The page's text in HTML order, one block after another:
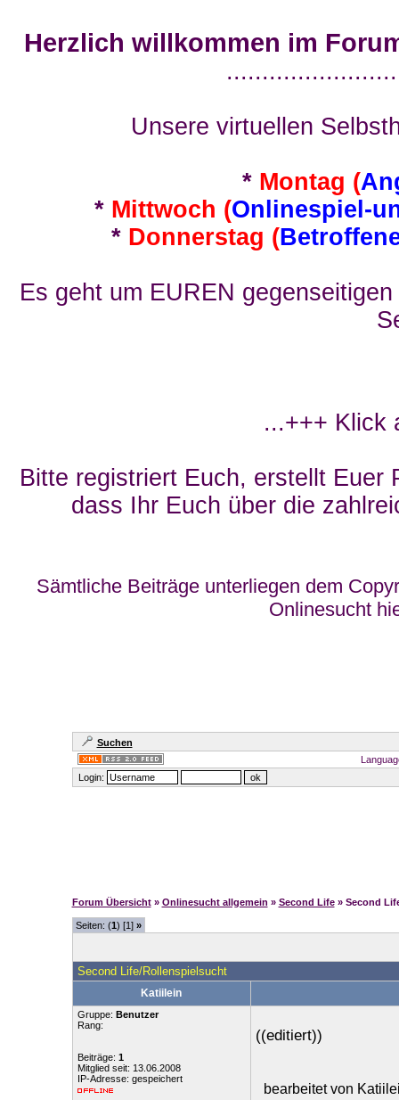
Herzlich willkommen im
Unsere virtuellen
* Montag (
* Mittwoch (Onlinespiel-
* Donnerstag (
Es geht um EUREN
...+++ Klick
Bitte registriert Euch, erstellt Euer
dass Ihr Euch über die
Sämtliche Beiträge unterliegen dem
Onlinesucht
Suchen
Login:
Forum Übersicht » Onlinesucht allgemein » Second Life » Second
Seiten: (1) [1] »
Second Life/Rollenspielsucht
Katiilein
Gruppe: Benutzer
Rang:
Beiträge: 1
Mitglied seit: 13.06.2008
IP-Adresse: gespeichert
((editiert))
bearbeitet von